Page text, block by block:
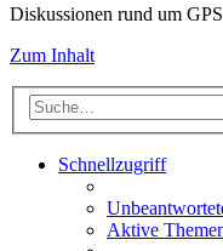
Diskussionen rund um GPS
Zum Inhalt
Schnellzugriff
Aktive